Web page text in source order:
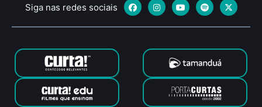
Siga nas redes sociais